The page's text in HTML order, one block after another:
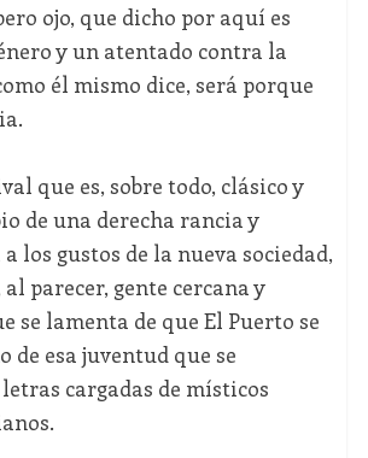
ojo, que dicho por aquí es
y un atentado contra la
él mismo dice, será porque
que es, sobre todo, clásico y
de una derecha rancia y
a los gustos de la nueva sociedad,
parecer, gente cercana y
se lamenta de que El Puerto se
de esa juventud que se
cargadas de místicos